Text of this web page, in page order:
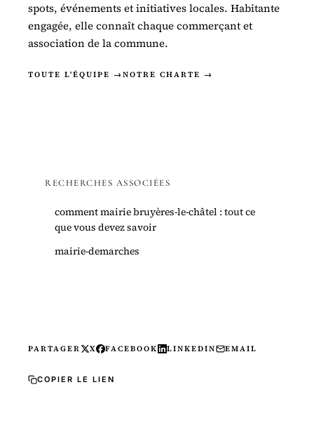
spots, événements et initiatives locales. Habitante
engagée, elle connaît chaque commerçant et
association de la commune.
TOUTE L'ÉQUIPE → NOTRE CHARTE →
RECHERCHES ASSOCIÉES
comment mairie bruyères-le-châtel : tout ce
que vous devez savoir
mairie-demarches
PARTAGER X FACEBOOK LINKEDIN EMAIL
COPIER LE LIEN